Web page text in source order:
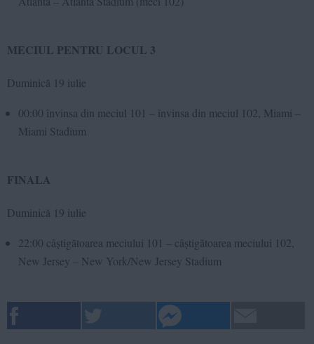
MECIUL PENTRU LOCUL 3
Duminică 19 iulie
00:00 învinsa din meciul 101 – învinsa din meciul 102, Miami –
Miami Stadium
FINALA
Duminică 19 iulie
22:00 câștigătoarea meciului 101 – câștigătoarea meciului 102,
New Jersey – New York/New Jersey Stadium